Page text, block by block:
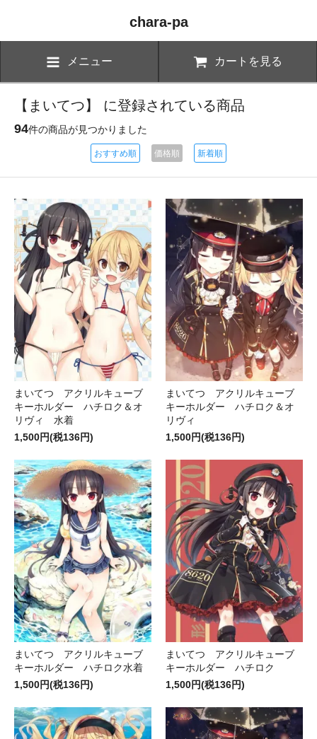
chara-pa
メニュー カートを見る
【まいてつ】 に登録されている商品
94件の商品が見つかりました
おすすめ順 価格順 新着順
まいてつ アクリルキューブ
キーホルダー ハチロク＆オ
リヴィ 水着
1,500円(税136円)
まいてつ アクリルキューブ
キーホルダー ハチロク＆オ
リヴィ
1,500円(税136円)
まいてつ アクリルキューブ
キーホルダー ハチロク水着
1,500円(税136円)
まいてつ アクリルキューブ
キーホルダー ハチロク
1,500円(税136円)